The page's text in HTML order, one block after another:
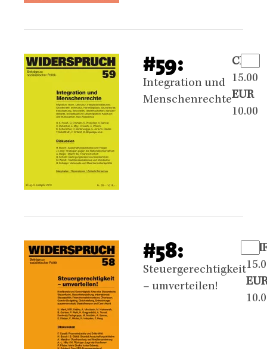
#59:
Integration und
Menschenrechte
CHF
15.00
EUR
10.00
#58:
Steuergerechtigkeit
– umverteilen!